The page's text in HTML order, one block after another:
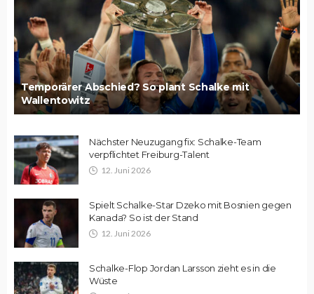
Temporärer Abschied? So plant Schalke mit
Wallentowitz
Nächster Neuzugang fix: Schalke-Team
verpflichtet Freiburg-Talent
12. Juni 2026
Spielt Schalke-Star Dzeko mit Bosnien gegen
Kanada? So ist der Stand
12. Juni 2026
Schalke-Flop Jordan Larsson zieht es in die
Wüste